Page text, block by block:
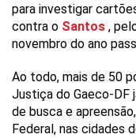
para investigar
contra o Santos ,
novembro do ano
Ao todo, mais de 50
Justiça do Gaeco-DF
de busca e
Federal, nas cidades